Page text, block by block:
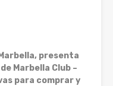
presenta
Marbella Club –
para comprar y